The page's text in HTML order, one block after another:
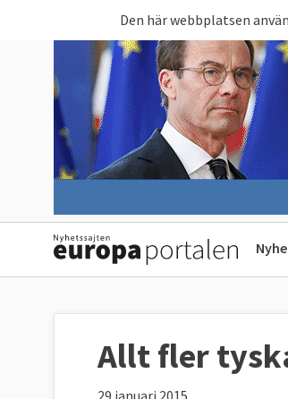
Den här webbplatsen
Allt fler
29 januari 2015